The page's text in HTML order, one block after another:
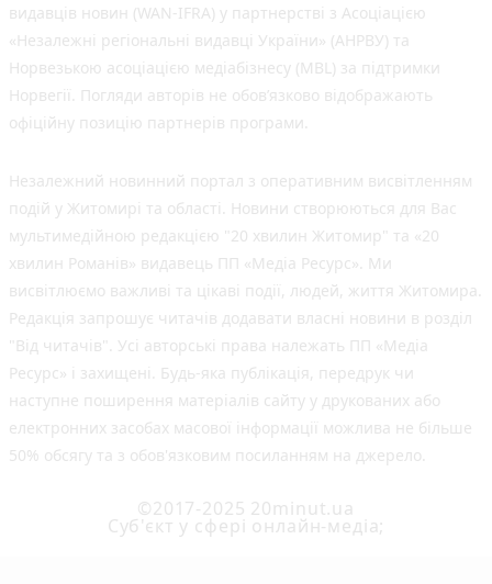
видавців новин (WAN-IFRA) у партнерстві з Асоціацією
«Незалежні регіональні видавці України» (АНРВУ) та
Норвезькою асоціацією медіабізнесу (MBL) за підтримки
Норвегії. Погляди авторів не обов’язково відображають
офіційну позицію партнерів програми.
Незалежний новинний портал з оперативним висвітленням
подій у Житомирі та області. Новини створюються для Вас
мультимедійною редакцією "20 хвилин Житомир" та «20
хвилин Романів» видавець ПП «Медіа Ресурс». Ми
висвітлюємо важливі та цікаві події, людей, життя Житомира.
Редакція запрошує читачів додавати власні новини в розділ
"Від читачів". Усі авторські права належать ПП «Медіа
Ресурс» і захищені. Будь-яка публiкацiя, передрук чи
наступне поширення матеріалів сайту у друкованих або
електронних засобах масової інформації можлива не більше
50% обсягу та з обов'язковим посиланням на джерело.
©2017-2025 20minut.ua
Cуб'єкт у сфері онлайн-медіа;